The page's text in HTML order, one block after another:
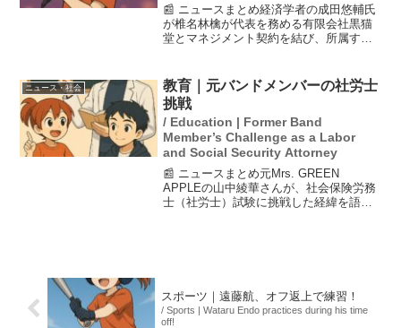
📰 ニュースまとめ経済学者の成田悠輔氏
が椎名林檎が代表を務める有限会社黒猫
堂とマネジメント契約を結び、所属する
点を提供してきましたが、芸能事務所に
所属するのは初めてです...
ニュース・社会
教育｜元バンドメンバーの社労士
挑戦
/ Education | Former Band
Member’s Challenge as a Labor
and Social Security Attorney
📰 ニュースまとめ元Mrs. GREEN
APPLEの山中綾華さんが、社会保険労務
士（社労士）試験に挑戦した経緯を語っ
スポーツ｜遠藤航、オフ返上で練習！
/ Sports | Wataru Endo practices during his time
off!